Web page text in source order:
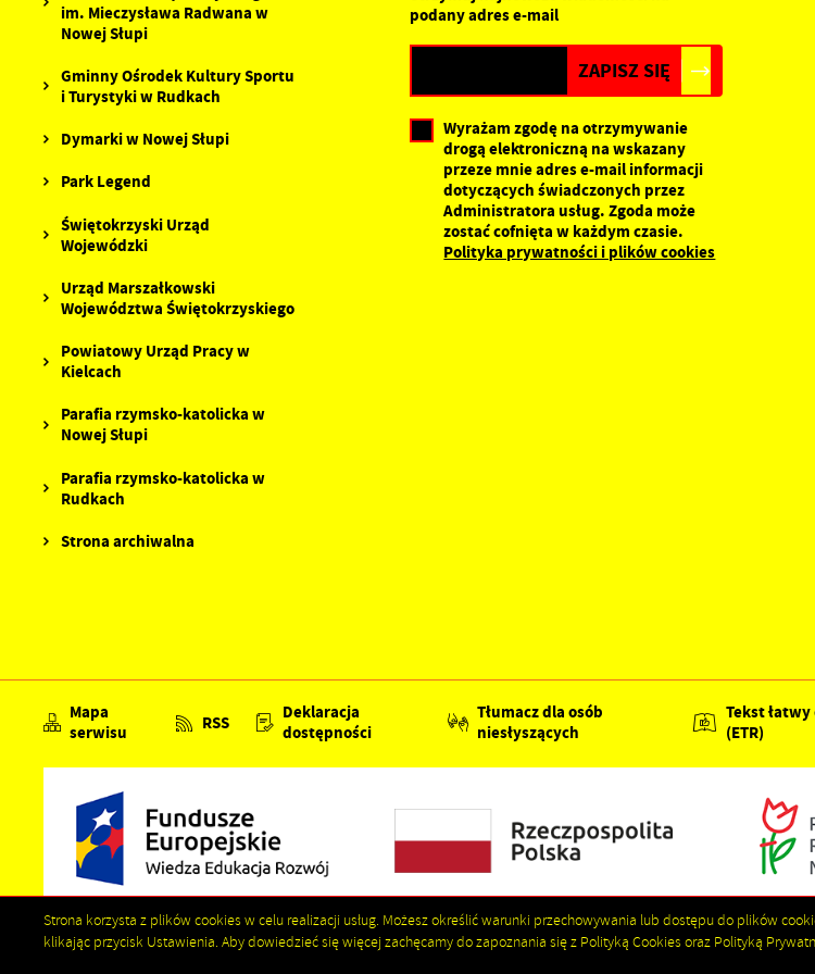
Apel do Mieszkańców Miasta
im. Mieczysława Radwana w
Nowej Słupi
Gminny Ośrodek Kultury Sportu
i Turystyki w Rudkach
Dymarki w Nowej Słupi
Park Legend
Świętokrzyski Urząd
Wojewódzki
Urząd Marszałkowski
Województwa Świętokrzyskiego
Powiatowy Urząd Pracy w
Kielcach
Parafia rzymsko-katolicka w
Nowej Słupi
Parafia rzymsko-katolicka w
Rudkach
Strona archiwalna
podany adres e-mail
Wyrażam zgodę na otrzymywanie
drogą elektroniczną na wskazany
przeze mnie adres e-mail informacji
dotyczących świadczonych przez
Administratora usług. Zgoda może
zostać cofnięta w każdym czasie.
Polityka prywatności i plików cookies
Mapa
serwisu
RSS
Deklaracja
dostępności
Tłumacz dla osób
niesłyszących
Tekst
(ETR)
Strona korzysta z plików cookies w celu realizacji usług. Możesz określić warunki przechowywania lub dostępu do plików
klikając przycisk Ustawienia. Aby dowiedzieć się więcej zachęcamy do zapoznania się z Polityką Cookies oraz Polityką
nasze treści w postaci wiadomości, ofert,